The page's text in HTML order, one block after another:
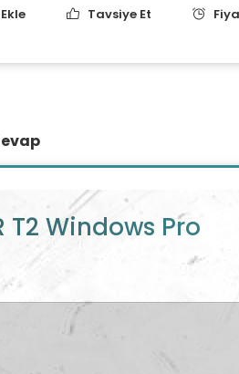
Tavsiye Et
T2 Windows Pro